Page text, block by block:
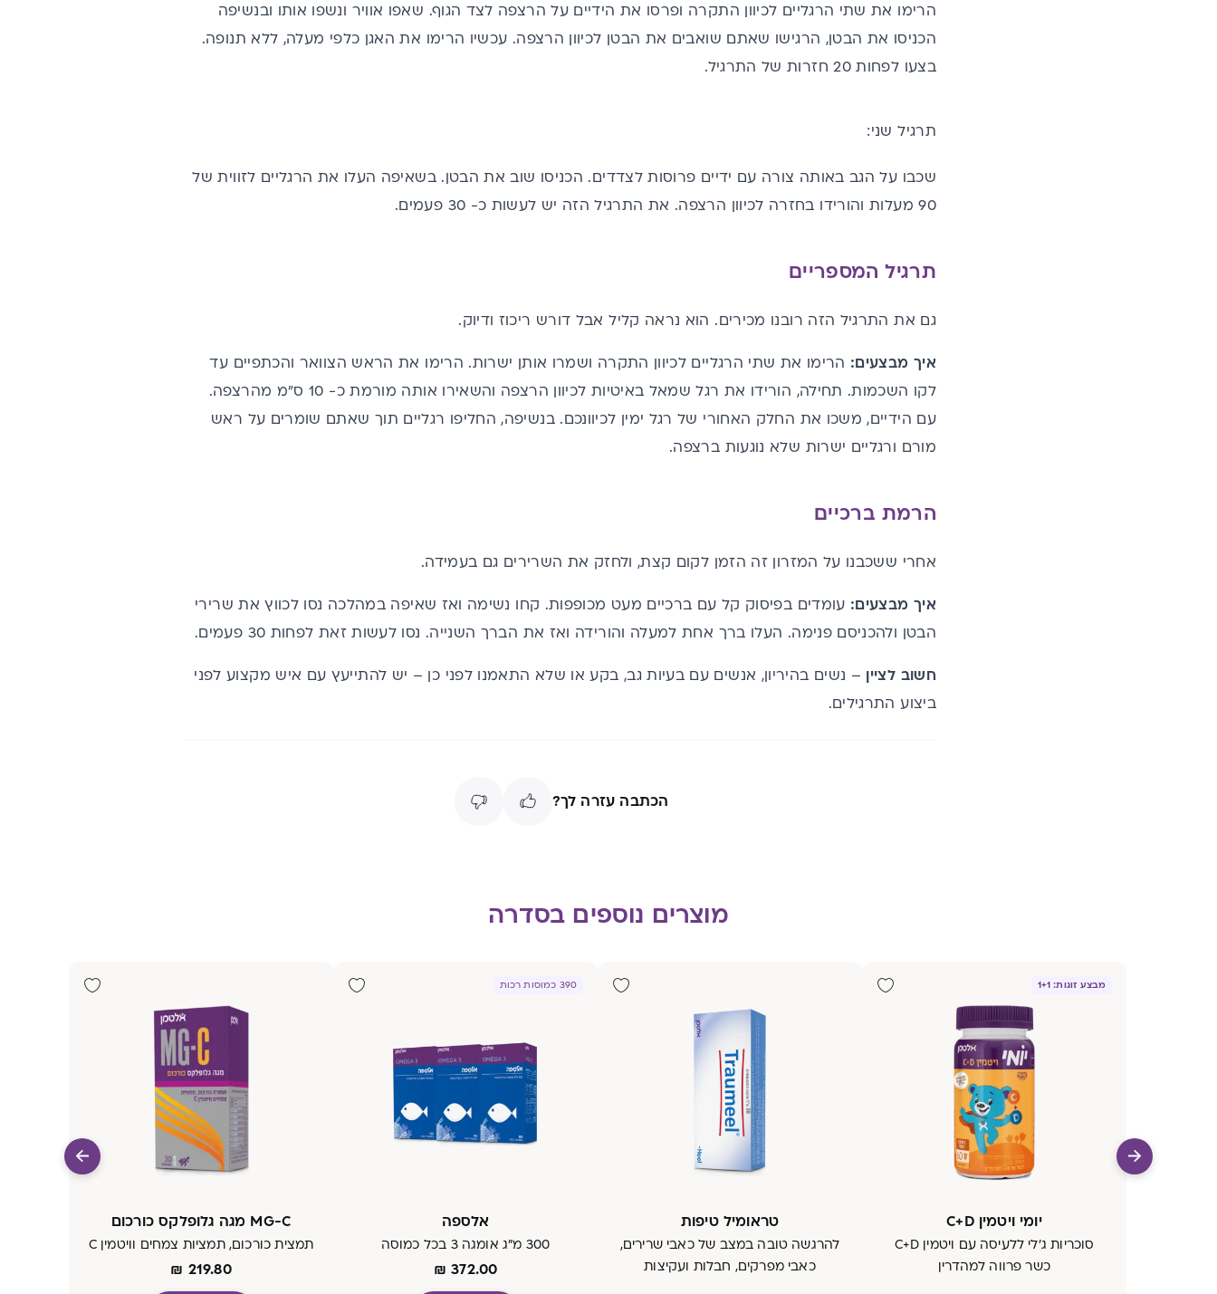
הרימו את שתי הרגליים לכיוון התקרה ופרסו את הידיים על הרצפה לצד הגוף. שאפו אוויר ונשפו אותו ובנשיפה
הכניסו את הבטן, הרגישו שאתם שואבים את הבטן לכיוון הרצפה. עכשיו הרימו את האגן כלפי מעלה, ללא תנופה.
בצעו לפחות 20 חזרות של התרגיל.
תרגיל שני:
שכבו על הגב באותה צורה עם ידיים פרוסות לצדדים. הכניסו שוב את הבטן. בשאיפה העלו את הרגליים לזווית של
90 מעלות והורידו בחזרה לכיוון הרצפה. את התרגיל הזה יש לעשות כ- 30 פעמים.
תרגיל המספריים
גם את התרגיל הזה רובנו מכירים. הוא נראה קליל אבל דורש ריכוז ודיוק.
איך מבצעים: הרימו את שתי הרגליים לכיוון התקרה ושמרו אותן ישרות. הרימו את הראש הצוואר והכתפיים עד
לקו השכמות. תחילה, הורידו את רגל שמאל באיטיות לכיוון הרצפה והשאירו אותה מורמת כ- 10 ס"מ מהרצפה.
עם הידיים, משכו את החלק האחורי של רגל ימין לכיוונכם. בנשיפה, החליפו רגליים תוך שאתם שומרים על ראש
מורם ורגליים ישרות שלא נוגעות ברצפה.
הרמת ברכיים
אחרי ששכבנו על המזרון זה הזמן לקום קצת, ולחזק את השרירים גם בעמידה.
איך מבצעים: עומדים בפיסוק קל עם ברכיים מעט מכופפות. קחו נשימה ואז שאיפה במהלכה נסו לכווץ את שרירי
הבטן ולהכניסם פנימה. העלו ברך אחת למעלה והורידה ואז את הברך השנייה. נסו לעשות זאת לפחות 30 פעמים.
חשוב לציין – נשים בהיריון, אנשים עם בעיות גב, בקע או שלא התאמנו לפני כן – יש להתייעץ עם איש מקצוע לפני
ביצוע התרגילים.
הכתבה עזרה לך?
מוצרים נוספים בסדרה
מבצע זוגות: 1+1
יומי ויטמין C+D
סוכריות ג’לי ללעיסה עם ויטמין C+D
כשר פרווה למהדרין
טראומיל טיפות
להרגשה טובה במצב של כאבי שרירים,
כאבי מפרקים, חבלות ועקיצות
390 כמוסות רכות
אלספה
300 מ"ג אומגה 3 בכל כמוסה
₪ 372.00
MG-C מגה גלופלקס כורכום
תמצית כורכום, תמציות צמחים וויטמין C
₪ 219.80